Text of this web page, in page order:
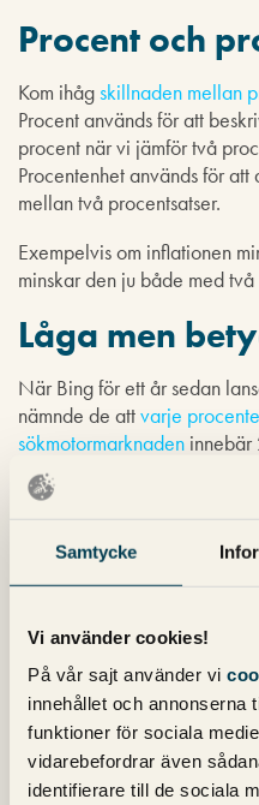
Samtycke
Vi använder cookies!
På vår sajt använder vi
innehållet och annonserna
funktioner för sociala
vidarebefordrar även
identifierare till de sociala
Procent och
Kom ihågskillnaden mellan
Procent används för att
procent när vi jämför två
Procentenhet används för
mellan två procentsatser.
Exempelvis om inflationen
minskar den ju både med
Låga men
När Bing för ett år sedan
nämnde de attvarje
sökmotormarknaden innebär
intäkter till Microsoft.
Även fast Bing bara ökar
(och från låga nivåer) är det
årsbasis. Google fortsätter
Bings ökning kan såklart
användare aktivt gör valet
under året fått många
Edge är